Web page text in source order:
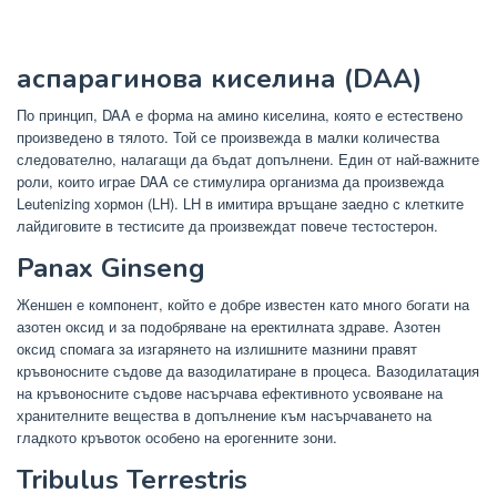
аспарагинова киселина (DAA)
По принцип, DAA е форма на амино киселина, която е естествено
произведено в тялото. Той се произвежда в малки количества
следователно, налагащи да бъдат допълнени. Един от най-важните
роли, които играе DAA се стимулира организма да произвежда
Leutenizing хормон (LH). LH в имитира връщане заедно с клетките
лайдиговите в тестисите да произвеждат повече тестостерон.
Panax Ginseng
Женшен е компонент, който е добре известен като много богати на
азотен оксид и за подобряване на еректилната здраве. Азотен
оксид спомага за изгарянето на излишните мазнини правят
кръвоносните съдове да вазодилатиране в процеса. Вазодилатация
на кръвоносните съдове насърчава ефективното усвояване на
хранителните вещества в допълнение към насърчаването на
гладкото кръвоток особено на ерогенните зони.
Tribulus Terrestris